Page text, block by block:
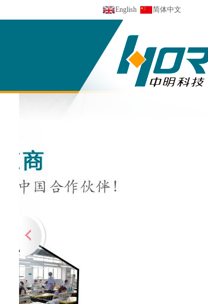
English 简体中文